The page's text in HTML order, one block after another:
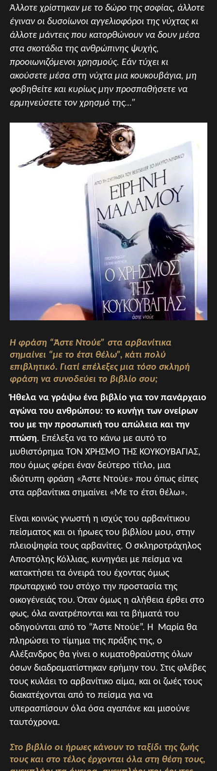
Άλλοτε χρίστηκαν με το δώρο της σοφίας, άλλοτε
έγιναν οι δυσοίωνοι αγγελιοφόροι της νύχτας κι
άλλοτε μάντεις που κατορθώνουν να δουν μέσα
στα σκοτάδια της ανθρώπινης ψυχής,
προοιωνιζόμενοι χρησμούς. Εάν τύχει κι
ακούσετε μέσα στη νύχτα μια κουκουβάγια, μη
φοβηθείτε και κυρίως μην προσπαθήσετε να
ερμηνεύσετε τον χρησμό της…”
Η φράση “Άστε Ντούε” στα αρβανίτικα
σημαίνει “με το έτσι θέλω”, κάτι πολύ
επιβλητικό. Γιατί επέλεξες μια τόσο σκληρή
φράση να συνοδεύει το βιβλίο σου;
Ήθελα να γράψω ένα βιβλίο για τον πανάρχαιο
αγώνα του ανθρώπου: το κυνήγι των ονείρων
του με την προσωπική του απώλεια και την
πτώση. Επέλεξα να το κάνω με αυτό το
μυθιστόρημα ΤΟΝ ΧΡΗΣΜΟ ΤΗΣ ΚΟΥΚΟΥΒΑΓΙΑΣ,
που όμως φέρει έναν δεύτερο τίτλο, μια
ιδιότυπη φράση «Άστε Ντούε» που όπως είπες
στα αρβανίτικα σημαίνει «Με το έτσι θέλω».
Είναι κοινώς γνωστή η ισχύς του αρβανίτικου
πείσματος και οι ήρωες του βιβλίου μου, στην
πλειοψηφία τους αρβανίτες. Ο σκληροτράχηλος
Αποστόλης Κόλλιας, κυνηγάει με πείσμα να
κατακτήσει τα όνειρά του έχοντας όμως
πρωταρχικό του στόχο την προστασία της
οικογένειάς του. Όταν όμως η αλήθεια έρθει στο
φως, όλα ανατρέπονται και τα βήματά του
οδηγούνται από το “Άστε Ντούε”. Η Μαρία θα
πληρώσει το τίμημα της πράξης της, ο
Αλέξανδρος θα γίνει ο κυματοθραύστης όλων
όσων διαδραματίστηκαν ερήμην του. Στις φλέβες
τους κυλάει το αρβανίτικο αίμα, και οι ζωές τους
διακατέχονται από το πείσμα για να
υπερασπίσουν όλα όσα αγαπάνε και μισούνε
ταυτόχρονα.
Στο βιβλίο οι ήρωες κάνουν το ταξίδι της ζωής
τους και στο τέλος έρχονται όλα στη θέση τους,